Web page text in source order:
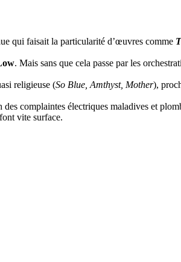
qui faisait la particularité d’œuvres comme
. Mais sans que cela passe par les
religieuse (So Blue, Amthyst, Mother),
complaintes électriques maladives et
vite surface.